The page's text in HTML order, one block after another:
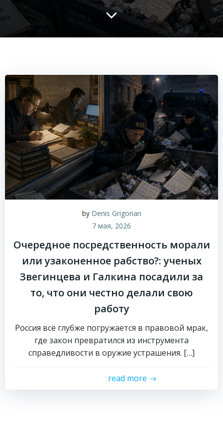
by Denis Grigorian
7 мая, 2026
Очередное посредственность морали
или узаконенное рабство?: ученых
Звегинцева и Галкина посадили за
то, что они честно делали свою
работу
Россия всё глубже погружается в правовой мрак,
где закон превратился из инструмента
справедливости в оружие устрашения. […]
read more